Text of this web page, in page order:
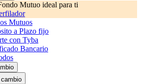
Mutuo ideal para ti
Mutuos
a Plazo fijo
con Tyba
Bancario